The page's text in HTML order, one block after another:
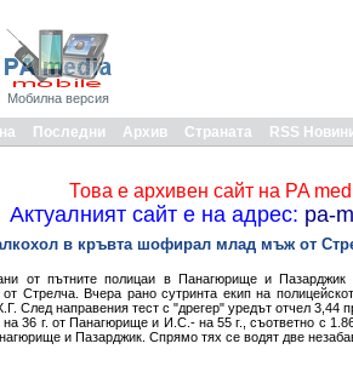
Мобилна версия
Последни Архив Страната RSS
Това е архивен сайт на PA
Актуалният сайт е на адрес: pa-
в кръвта шофирал млад мъж от
от пътните полицаи в Панагюрище и Пазарджик
Стрелча. Вчера рано сутринта екип на
След направения тест с "дрегер" уредът отчел 3,44
36 г. от Панагюрище и И.С.- на 55 г., съответно с
и Пазарджик. Спрямо тях се водят две